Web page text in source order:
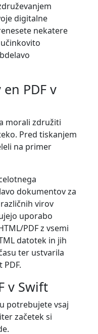
digitalne
nekatere
PDF v
morali združiti
Pred tiskanjem
na primer
dokumentov za
virov
uporabo
PDF z vsemi
datotek in jih
ter ustvarila
v Swift
potrebujete vsaj
začetek si